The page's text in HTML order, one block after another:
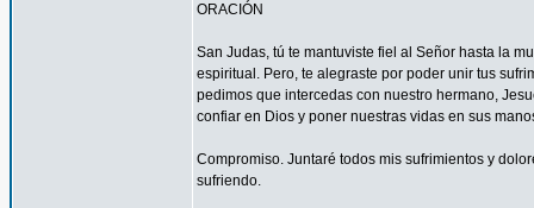
ORACIÓN
San Judas, tú te mantuviste fiel al Señor hasta la
espiritual. Pero, te alegraste por poder unir tus
pedimos que intercedas con nuestro hermano,
confiar en Dios y poner nuestras vidas en sus
Compromiso. Juntaré todos mis sufrimientos y
sufriendo.